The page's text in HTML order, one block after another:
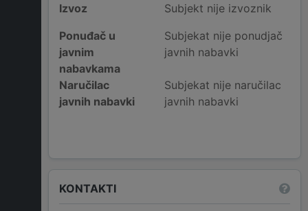
Izvoz
Subjekt nije izvoznik
Ponuđač u
javnim
nabavkama
Subjekat nije ponudjač
javnih nabavki
Naručilac
javnih nabavki
Subjekat nije naručilac
javnih nabavki
KONTAKTI